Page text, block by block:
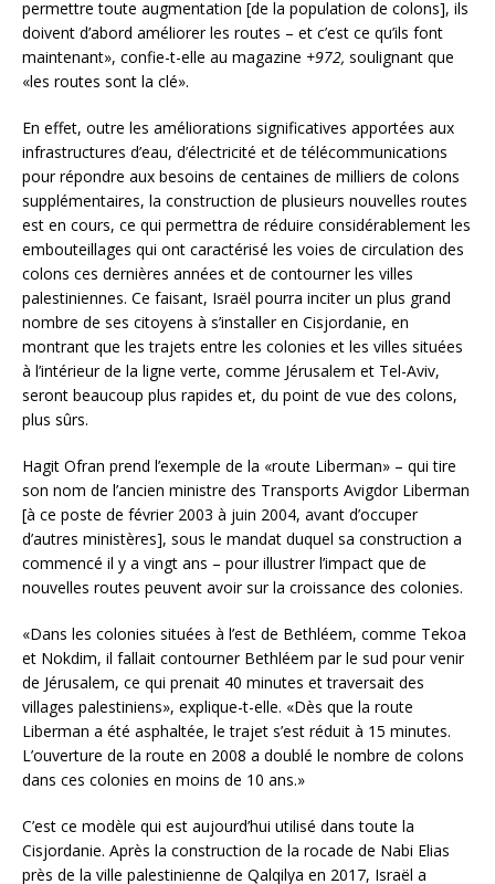
permettre toute augmentation [de la population de colons], ils
doivent d’abord améliorer les routes – et c’est ce qu’ils font
maintenant», confie-t-elle au magazine +972, soulignant que
«les routes sont la clé».
En effet, outre les améliorations significatives apportées aux
infrastructures d’eau, d’électricité et de télécommunications
pour répondre aux besoins de centaines de milliers de colons
supplémentaires, la construction de plusieurs nouvelles routes
est en cours, ce qui permettra de réduire considérablement les
embouteillages qui ont caractérisé les voies de circulation des
colons ces dernières années et de contourner les villes
palestiniennes. Ce faisant, Israël pourra inciter un plus grand
nombre de ses citoyens à s’installer en Cisjordanie, en
montrant que les trajets entre les colonies et les villes situées
à l’intérieur de la ligne verte, comme Jérusalem et Tel-Aviv,
seront beaucoup plus rapides et, du point de vue des colons,
plus sûrs.
Hagit Ofran prend l’exemple de la «route Liberman» – qui tire
son nom de l’ancien ministre des Transports Avigdor Liberman
[à ce poste de février 2003 à juin 2004, avant d’occuper
d’autres ministères], sous le mandat duquel sa construction a
commencé il y a vingt ans – pour illustrer l’impact que de
nouvelles routes peuvent avoir sur la croissance des colonies.
«Dans les colonies situées à l’est de Bethléem, comme Tekoa
et Nokdim, il fallait contourner Bethléem par le sud pour venir
de Jérusalem, ce qui prenait 40 minutes et traversait des
villages palestiniens», explique-t-elle. «Dès que la route
Liberman a été asphaltée, le trajet s’est réduit à 15 minutes.
L’ouverture de la route en 2008 a doublé le nombre de colons
dans ces colonies en moins de 10 ans.»
C’est ce modèle qui est aujourd’hui utilisé dans toute la
Cisjordanie. Après la construction de la rocade de Nabi Elias
près de la ville palestinienne de Qalqilya en 2017, Israël a